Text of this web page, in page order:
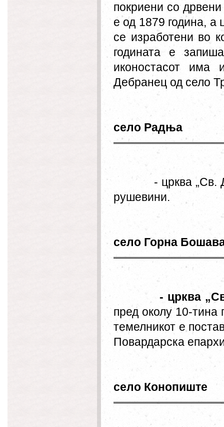
покриени со
е од 1879 година, а
се изработени во
годината е
иконостасот има
Дебранец од село
село Радња
- црква „Св.
рушевини.
село Горна
- црква
пред околу 10-тина
темелникот е
Повардарска
село Конопиште